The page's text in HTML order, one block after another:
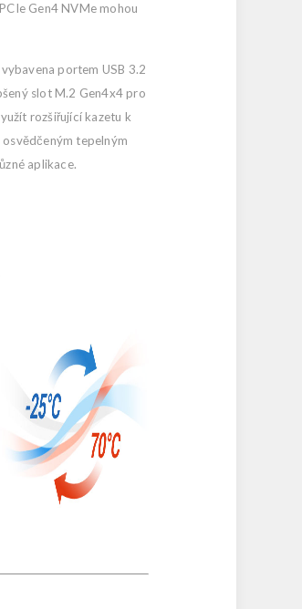
Gen4 NVMe mohou
portem USB 3.2
slot M.2 Gen4x4 pro
rozšiřující kazetu k
tepelným
aplikace.